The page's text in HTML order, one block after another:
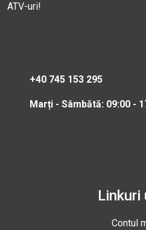
ATV-uri!
+40 745 153 295
Marți - Sâmbătă: 09:00 -
Linkuri
Contul